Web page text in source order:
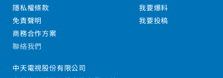
隱私權條款
免責聲明
商務合作方案
我要爆料
我要投稿
聯絡我們
中天電視股份有限公司